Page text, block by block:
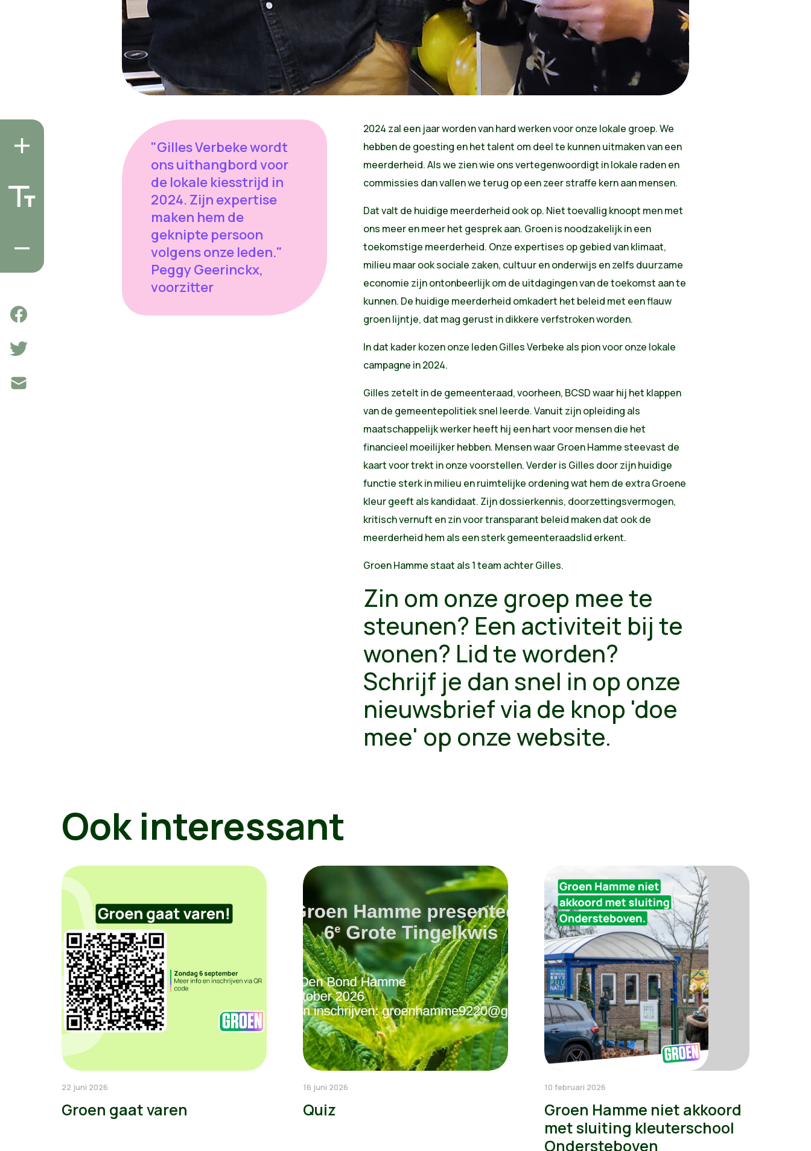
"Gilles Verbeke wordt
ons uithangbord voor
de lokale kiesstrijd in
2024. Zijn expertise
maken hem de
geknipte persoon
volgens onze leden."
Peggy Geerinckx,
voorzitter
2024 zal een jaar worden van hard werken voor onze lokale groep. We
hebben de goesting en het talent om deel te kunnen uitmaken van een
meerderheid. Als we zien wie ons vertegenwoordigt in lokale raden en
commissies dan vallen we terug op een zeer straffe kern aan mensen.
Dat valt de huidige meerderheid ook op. Niet toevallig knoopt men met
ons meer en meer het gesprek aan. Groen is noodzakelijk in een
toekomstige meerderheid. Onze expertises op gebied van klimaat,
milieu maar ook sociale zaken, cultuur en onderwijs en zelfs duurzame
economie zijn ontonbeerlijk om de uitdagingen van de toekomst aan te
kunnen. De huidige meerderheid omkadert het beleid met een flauw
groen lijntje, dat mag gerust in dikkere verfstroken worden.
In dat kader kozen onze leden Gilles Verbeke als pion voor onze lokale
campagne in 2024.
Gilles zetelt in de gemeenteraad, voorheen, BCSD waar hij het klappen
van de gemeentepolitiek snel leerde. Vanuit zijn opleiding als
maatschappelijk werker heeft hij een hart voor mensen die het
financieel moeilijker hebben. Mensen waar Groen Hamme steevast de
kaart voor trekt in onze voorstellen. Verder is Gilles door zijn huidige
functie sterk in milieu en ruimtelijke ordening wat hem de extra Groene
kleur geeft als kandidaat. Zijn dossierkennis, doorzettingsvermogen,
kritisch vernuft en zin voor transparant beleid maken dat ook de
meerderheid hem als een sterk gemeenteraadslid erkent.
Groen Hamme staat als 1 team achter Gilles.
Zin om onze groep mee te
steunen? Een activiteit bij te
wonen? Lid te worden?
Schrijf je dan snel in op onze
nieuwsbrief via de knop 'doe
mee' op onze website.
Ook interessant
22 juni 2026
Groen gaat varen
16 juni 2026
Quiz
10 februari 2026
Groen Hamme niet akkoord
met sluiting kleuterschool
Ondersteboven